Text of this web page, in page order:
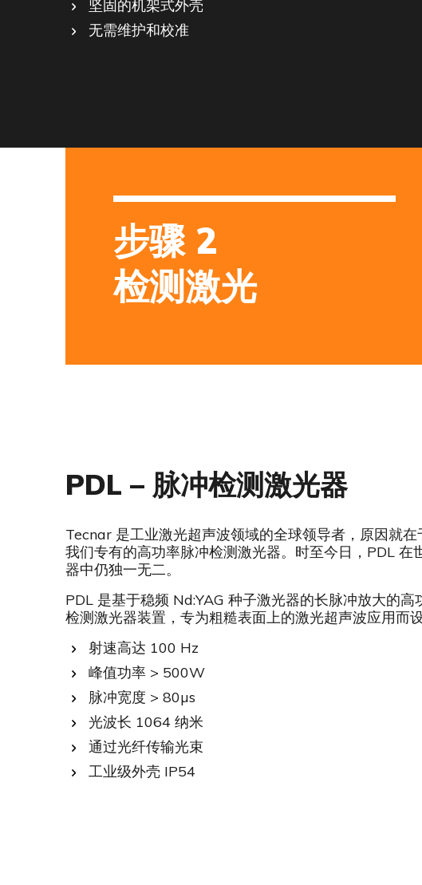
坚固的机架式外壳
无需维护和校准
步骤 2
检测激光
PDL – 脉冲检测激光器
Tecnar 是工业激光超声波领域的全球领导者，原因就在
我们专有的高功率脉冲检测激光器。时至今日，PDL 在
器中仍独一无二。
PDL 是基于稳频 Nd:YAG 种子激光器的长脉冲放大的高
检测激光器装置，专为粗糙表面上的激光超声波应用而
射速高达 100 Hz
峰值功率 > 500W
脉冲宽度 > 80µs
光波长 1064 纳米
通过光纤传输光束
工业级外壳 IP54